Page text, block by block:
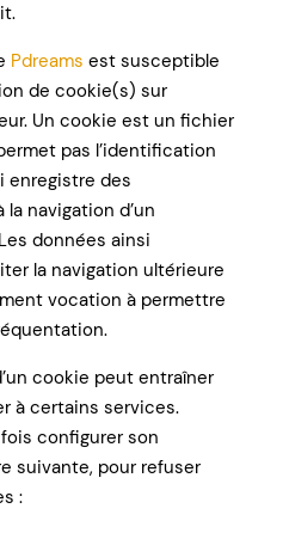
Pdreams est susceptible
de cookie(s) sur
Un cookie est un fichier
pas l’identification
enregistre des
navigation d’un
données ainsi
la navigation ultérieure
vocation à permettre
cookie peut entraîner
à certains services.
configurer son
suivante, pour refuser
: